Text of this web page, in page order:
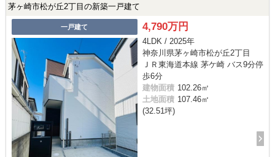
茅ヶ崎市松が丘2丁目の新築一戸建て
一戸建て 4,790万円
4LDK / 2025年
神奈川県茅ヶ崎市松が丘2丁目
ＪＲ東海道本線 茅ケ崎 バス9分停
歩6分
建物面積 102.26㎡
土地面積 107.46㎡
(32.51坪)